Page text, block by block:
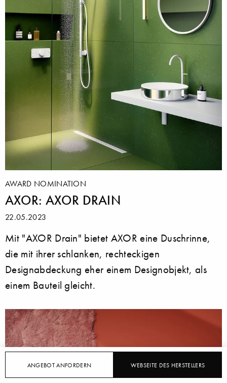
ANGEBOT ANFORDERN WEBSEITE DES HERSTELLERS
AWARD NOMINATION
AXOR: AXOR DRAIN
22.05.2023
Mit "AXOR Drain" bietet AXOR eine Duschrinne,
die mit ihrer schlanken, rechteckigen
Designabdeckung eher einem Designobjekt, als
einem Bauteil gleicht.